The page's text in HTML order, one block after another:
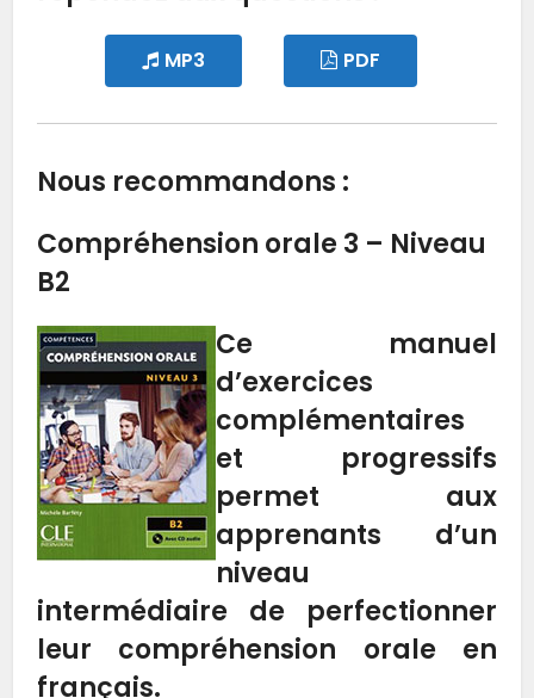
MP3 PDF
Nous recommandons :
Compréhension orale 3 – Niveau
B2
Ce manuel
d’exercices
complémentaires
et progressifs
permet aux
apprenants d’un
niveau
intermédiaire de perfectionner
leur compréhension orale en
français.